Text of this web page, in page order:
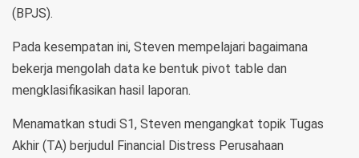
(BPJS).
Pada kesempatan ini, Steven mempelajari bagaimana
bekerja mengolah data ke bentuk pivot table dan
mengklasifikasikan hasil laporan.
Menamatkan studi S1, Steven mengangkat topik Tugas
Akhir (TA) berjudul Financial Distress Perusahaan